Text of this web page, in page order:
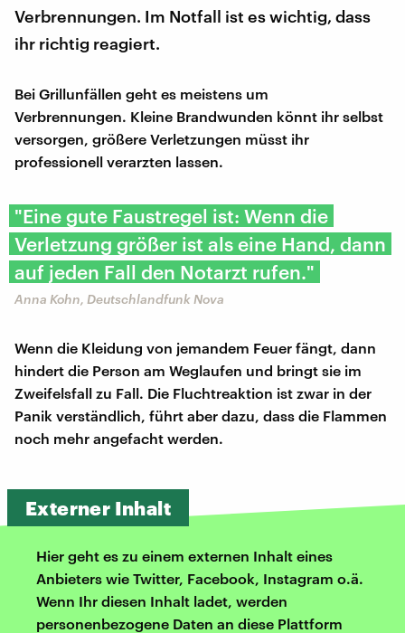
Verbrennungen. Im Notfall ist es wichtig, dass
ihr richtig reagiert.
Bei Grillunfällen geht es meistens um
Verbrennungen. Kleine Brandwunden könnt ihr selbst
versorgen, größere Verletzungen müsst ihr
professionell verarzten lassen.
"Eine gute Faustregel ist: Wenn die
Verletzung größer ist als eine Hand, dann
auf jeden Fall den Notarzt rufen."
Anna Kohn, Deutschlandfunk Nova
Wenn die Kleidung von jemandem Feuer fängt, dann
hindert die Person am Weglaufen und bringt sie im
Zweifelsfall zu Fall. Die Fluchtreaktion ist zwar in der
Panik verständlich, führt aber dazu, dass die Flammen
noch mehr angefacht werden.
Externer Inhalt
Hier geht es zu einem externen Inhalt eines
Anbieters wie Twitter, Facebook, Instagram o.ä.
Wenn Ihr diesen Inhalt ladet, werden
personenbezogene Daten an diese Plattform